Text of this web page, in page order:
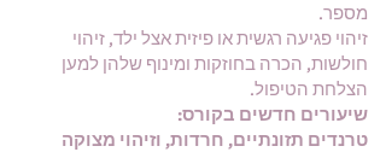
מספר.
זיהוי פגיעה רגשית או פיזית אצל ילד, זיהוי
חולשות, הכרה בחוזקות ומינוף שלהן למען
הצלחת הטיפול.
שיעורים חדשים בקורס:
טרנדים תזונתיים, חרדות, וזיהוי מצוקה